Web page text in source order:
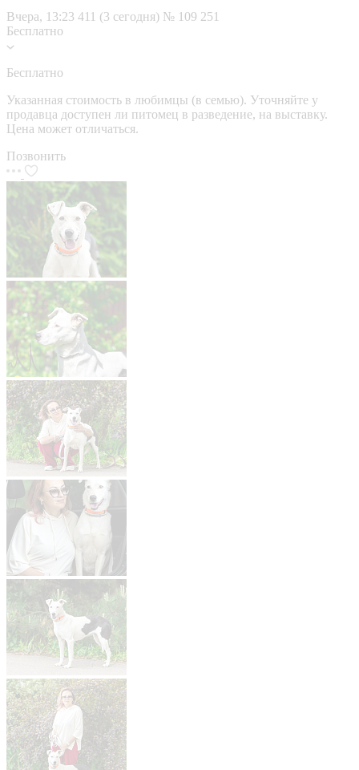
Вчера, 13:23 411 (3 сегодня) № 109 251
Бесплатно
Бесплатно
Указанная стоимость в любимцы (в семью). Уточняйте у
продавца доступен ли питомец в разведение, на выставку.
Цена может отличаться.
Позвонить